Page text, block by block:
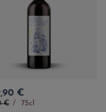
€
base
€ 75cl